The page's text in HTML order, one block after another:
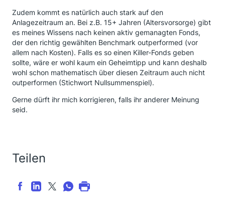
Zudem kommt es natürlich auch stark auf den
Anlagezeitraum an. Bei z.B. 15+ Jahren (Altersvorsorge) gibt
es meines Wissens nach keinen aktiv gemanagten Fonds,
der den richtig gewählten Benchmark outperformed (vor
allem nach Kosten). Falls es so einen Killer-Fonds geben
sollte, wäre er wohl kaum ein Geheimtipp und kann deshalb
wohl schon mathematisch über diesen Zeitraum auch nicht
outperformen (Stichwort Nullsummenspiel).
Gerne dürft ihr mich korrigieren, falls ihr anderer Meinung
seid.
Teilen